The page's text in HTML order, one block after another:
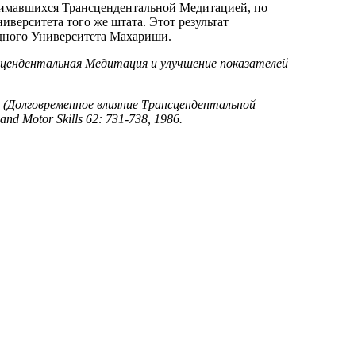
Трансцендентальной Медитацией, по
того же штата. Этот результат
Университета Махариши.
Медитация и улучшение показателей
влияние Трансцендентальной
Motor Skills 62: 731-738, 1986.